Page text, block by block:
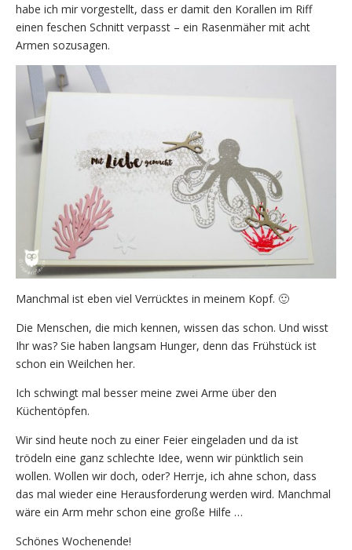
habe ich mir vorgestellt, dass er damit den Korallen im Riff
einen feschen Schnitt verpasst – ein Rasenmäher mit acht
Armen sozusagen.
Manchmal ist eben viel Verrücktes in meinem Kopf. 🙂
Die Menschen, die mich kennen, wissen das schon. Und wisst
Ihr was? Sie haben langsam Hunger, denn das Frühstück ist
schon ein Weilchen her.
Ich schwingt mal besser meine zwei Arme über den
Küchentöpfen.
Wir sind heute noch zu einer Feier eingeladen und da ist
trödeln eine ganz schlechte Idee, wenn wir pünktlich sein
wollen. Wollen wir doch, oder? Herrje, ich ahne schon, dass
das mal wieder eine Herausforderung werden wird. Manchmal
wäre ein Arm mehr schon eine große Hilfe …
Schönes Wochenende!